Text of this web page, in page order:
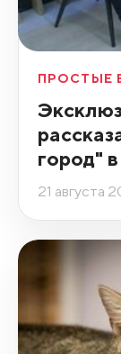
ПРОСТЫЕ
город"
21 августа